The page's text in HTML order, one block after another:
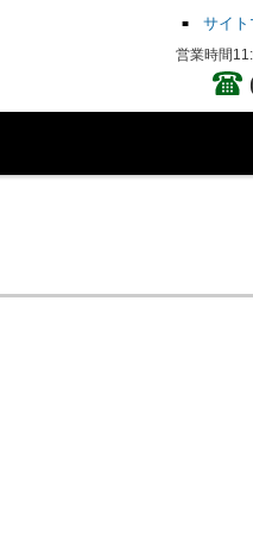
サイト
営業時間